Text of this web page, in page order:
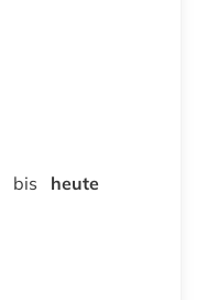
bis heute